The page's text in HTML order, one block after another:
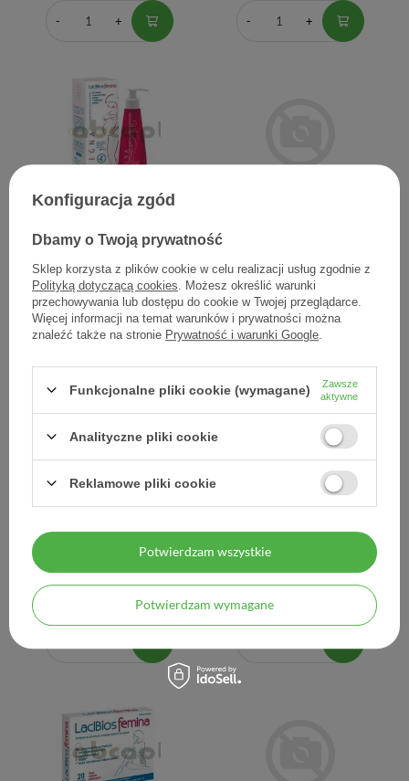
żel, 150 ml
32,50 zł
0,22 zł / szt.
31,30 zł
0,21 zł / szt.
LaciBios Femina żel, 30 ml
36,20 zł
1,21 zł / szt.
LaciBios Femina, 10
33,30 zł
3,33 zł / szt.
Konfiguracja zgód
Dbamy o Twoją prywatność
Sklep korzysta z plików cookie w celu realizacji usług zgodnie z
Polityką dotyczącą cookies . Możesz określić warunki
przechowywania lub dostępu do cookie w Twojej przeglądarce.
Więcej informacji na temat warunków i prywatności można
znaleźć także na stronie Prywatność i warunki Google
Funkcjonalne pliki cookie (wymagane)
Zawsze
aktywne
Analityczne pliki cookie
Reklamowe pliki cookie
Potwierdzam wymagane
Potwierdzam wszystkie